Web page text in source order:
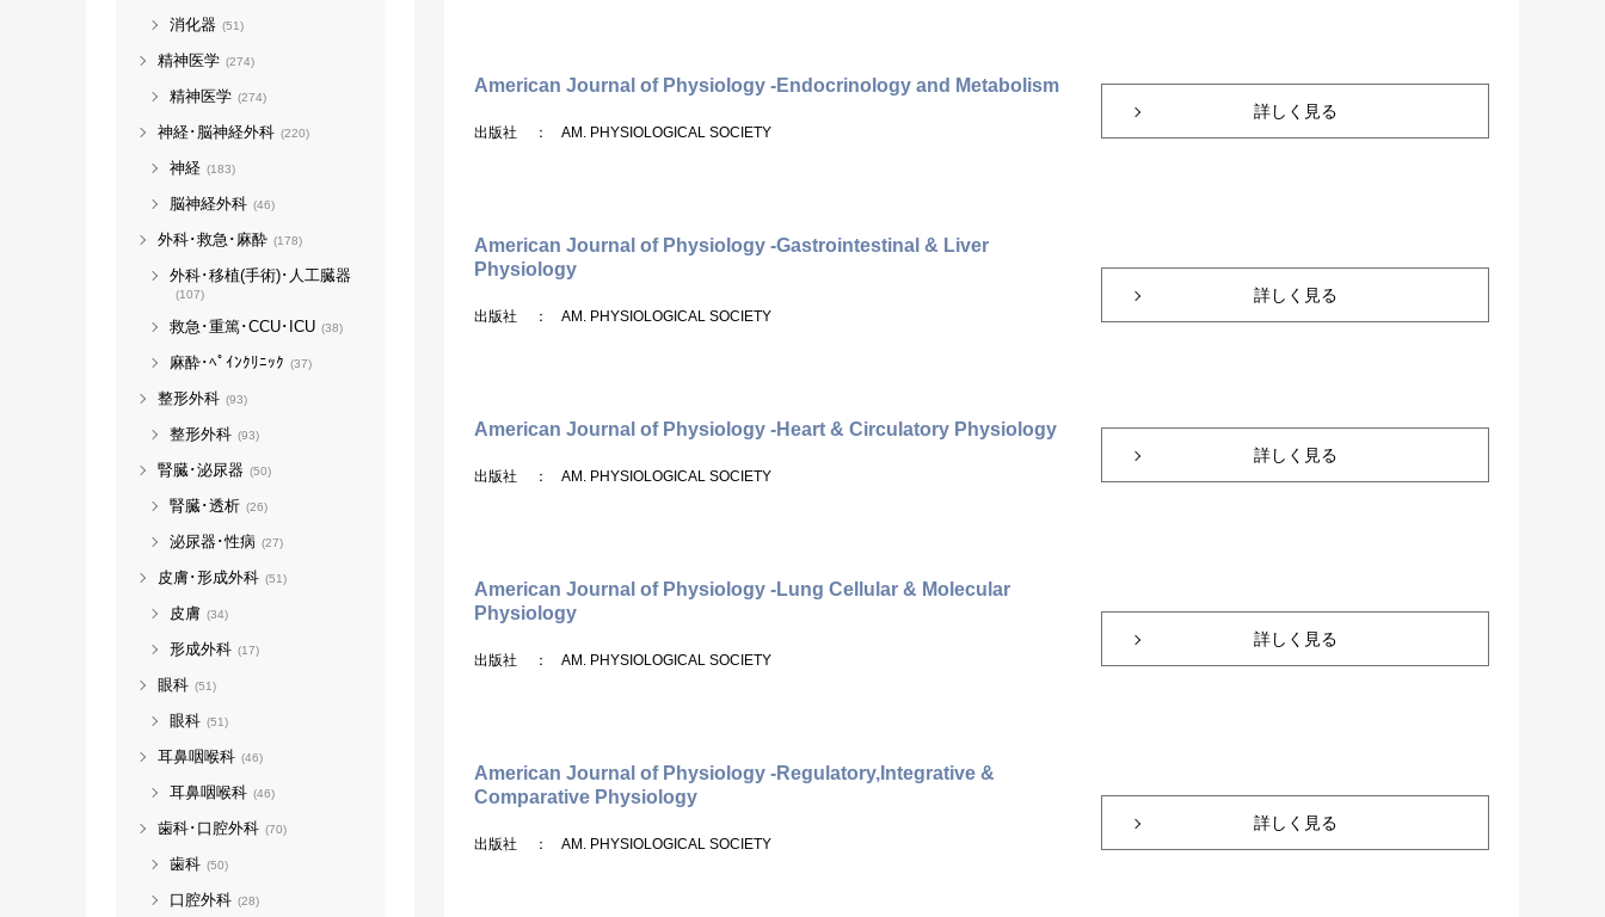
American Journal of Physiology -Endocrinology and Metabolism
出版社 ： AM. PHYSIOLOGICAL SOCIETY
詳しく見る
American Journal of Physiology -Gastrointestinal & Liver
Physiology
出版社 ： AM. PHYSIOLOGICAL SOCIETY
詳しく見る
American Journal of Physiology -Heart & Circulatory Physiology
出版社 ： AM. PHYSIOLOGICAL SOCIETY
詳しく見る
American Journal of Physiology -Lung Cellular & Molecular
Physiology
出版社 ： AM. PHYSIOLOGICAL SOCIETY
詳しく見る
American Journal of Physiology -Regulatory,Integrative &
Comparative Physiology
出版社 ： AM. PHYSIOLOGICAL SOCIETY
詳しく見る
消化器 (51)
精神医学 (274)
精神医学 (274)
神経･脳神経外科 (220)
神経 (183)
脳神経外科 (46)
外科･救急･麻酔 (178)
外科･移植(手術)･人工臓器
(107)
救急･重篤･CCU･ICU (38)
麻酔･ﾍﾟｲﾝｸﾘﾆｯｸ (37)
整形外科 (93)
整形外科 (93)
腎臓･泌尿器 (50)
腎臓･透析 (26)
泌尿器･性病 (27)
皮膚･形成外科 (51)
皮膚 (34)
形成外科 (17)
眼科 (51)
眼科 (51)
耳鼻咽喉科 (46)
耳鼻咽喉科 (46)
歯科･口腔外科 (70)
歯科 (50)
口腔外科 (28)